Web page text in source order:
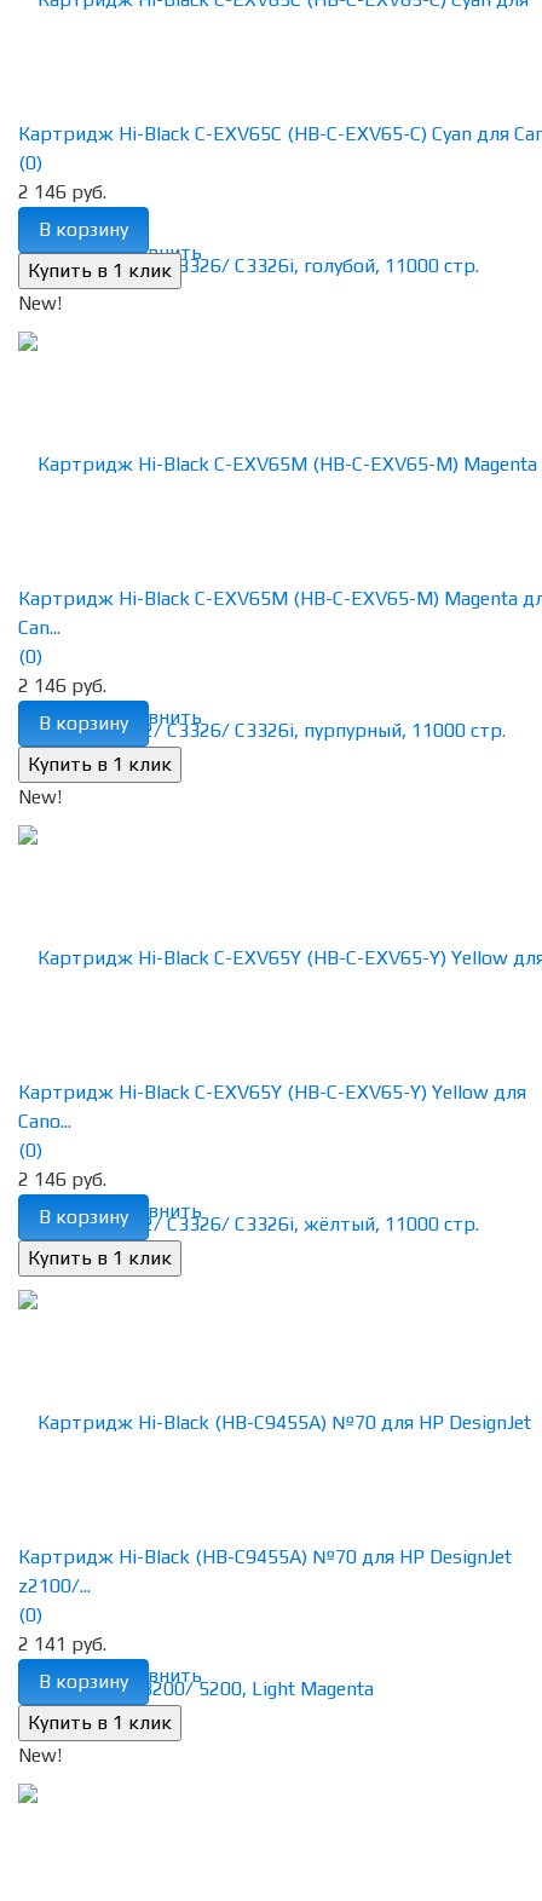
избранное сравнить
Картридж Hi-Black C-EXV65C (HB-C-EXV65-C) Cyan для
(0)
2 146 руб.
В корзину
New!
избранное сравнить
Картридж Hi-Black C-EXV65M (HB-C-EXV65-M) Magenta
Can...
(0)
2 146 руб.
В корзину
New!
избранное сравнить
Картридж Hi-Black C-EXV65Y (HB-C-EXV65-Y) Yellow для
Cano...
(0)
2 146 руб.
В корзину
избранное сравнить
Картридж Hi-Black (HB-C9455A) №70 для HP DesignJet
z2100/...
(0)
2 141 руб.
В корзину
New!